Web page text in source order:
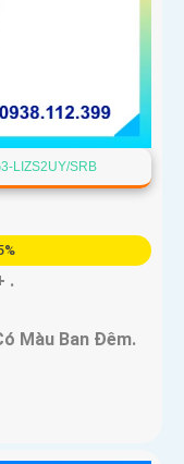
LIZS2UY/SRB
.
Màu Ban Ðêm.